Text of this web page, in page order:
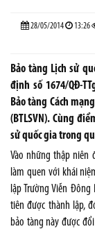
28/05/2014 13:26
Bảo tàng Lịch sử
định số 1674/QĐ-
Bảo tàng Cách
(BTLSVN). Cùng
sử quốc gia trong
Vào những thập niên
làm quen với khái
lập Trường Viễn
tiên được thành lập,
bảo tàng này được